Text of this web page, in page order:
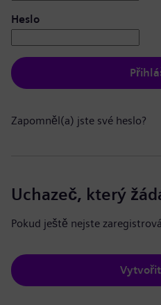
Heslo
Zapomněl(a) jste své heslo?
Uchazeč, který
Pokud ještě nejste